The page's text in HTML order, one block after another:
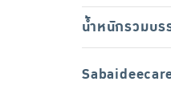
น้ำหนักรวมบ